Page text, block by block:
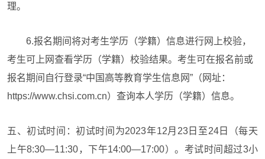
理。
6.报名期间将对考生学历（学籍）信息进行网上校验，
考生可上网查看学历（学籍）校验结果。考生可在报名前或
报名期间自行登录“中国高等教育学生信息网”（网址：
https://www.chsi.com.cn）查询本人学历（学籍）信息。
五、初试时间：初试时间为2023年12月23日至24日（每天
上午8:30—11:30，下午14:00—17:00）。考试时间超过3小